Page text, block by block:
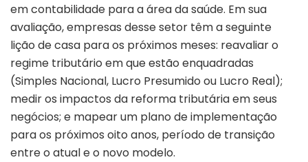
em contabilidade para a área da saúde. Em sua
avaliação, empresas desse setor têm a seguinte
lição de casa para os próximos meses: reavaliar o
regime tributário em que estão enquadradas
(Simples Nacional, Lucro Presumido ou Lucro Real);
medir os impactos da reforma tributária em seus
negócios; e mapear um plano de implementação
para os próximos oito anos, período de transição
entre o atual e o novo modelo.